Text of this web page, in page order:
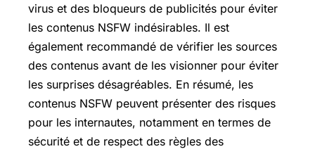
virus et des bloqueurs de publicités pour éviter
les contenus NSFW indésirables. Il est
également recommandé de vérifier les sources
des contenus avant de les visionner pour éviter
les surprises désagréables. En résumé, les
contenus NSFW peuvent présenter des risques
pour les internautes, notamment en termes de
sécurité et de respect des règles des